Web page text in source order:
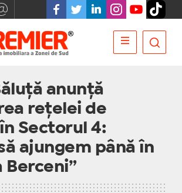
anunță
rețelei de
Sectorul 4:
ajungem până în
Berceni”